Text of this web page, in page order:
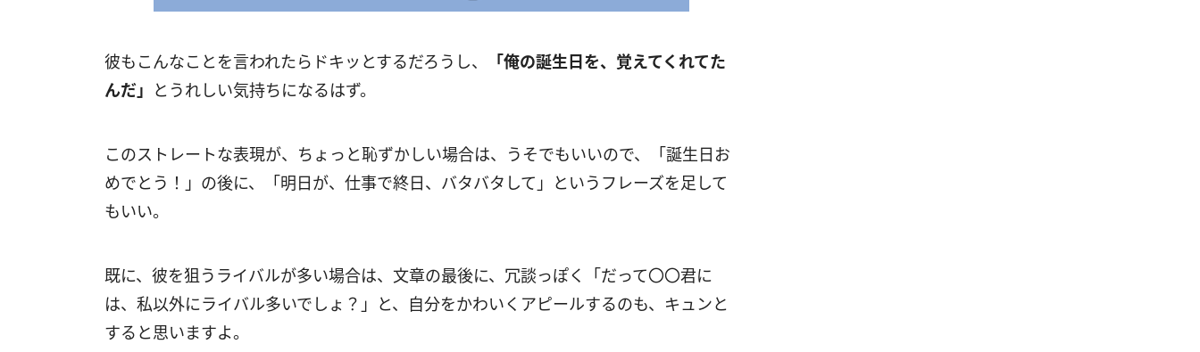
彼もこんなことを言われたらドキッとするだろうし、
「俺の誕生日を、覚えてくれてた
んだ」 とうれしい気持ちになるはず。
このストレートな表現が、ちょっと恥ずかしい場合は、うそでもいいので、「誕生日お
めでとう！」の後に、「明日が、仕事で終日、バタバタして」というフレーズを足して
もいい。
既に、彼を狙うライバルが多い場合は、文章の最後に、冗談っぽく「だって〇〇君に
は、私以外にライバル多いでしょ？」と、自分をかわいくアピールするのも、キュンと
すると思いますよ。